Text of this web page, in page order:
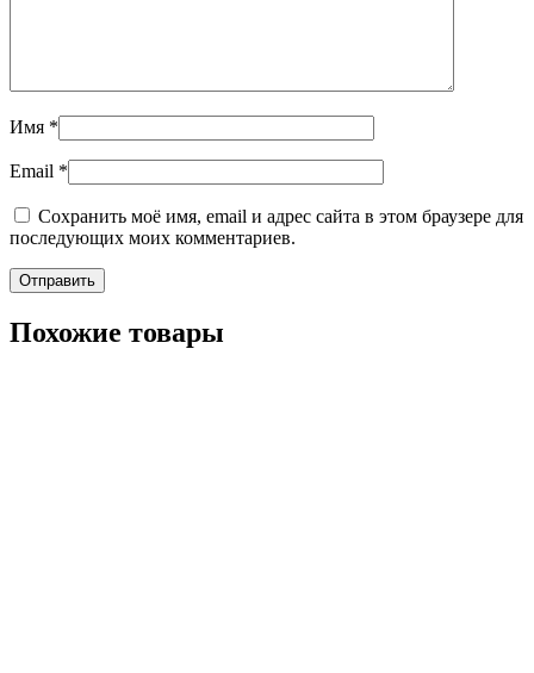
Имя *
Email *
Сохранить моё имя, email и адрес сайта в этом браузере для
последующих моих комментариев.
Похожие товары